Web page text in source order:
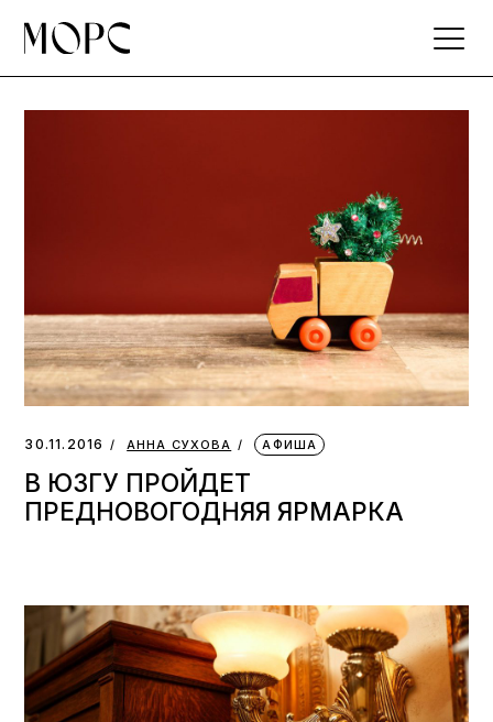
the
30.11.2016 АННА СУХОВА АФИША
В ЮЗГУ ПРОЙДЕТ
ПРЕДНОВОГОДНЯЯ ЯРМАРКА